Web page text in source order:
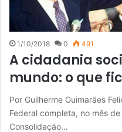
1/10/2018 0 491
A cidadania
mundo: o que
Por Guilherme Guimarães
Federal completa, no mês
Consolidação…